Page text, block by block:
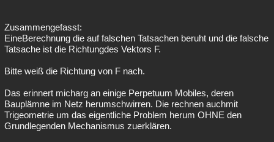
Zusammengefasst:
EineBerechnung die auf falschen Tatsachen beruht und die falsche
Tatsache ist die Richtungdes Vektors F.
Bitte weiß die Richtung von F nach.
Das erinnert micharg an einige Perpetuum Mobiles, deren
Bauplämne im Netz herumschwirren. Die rechnen auchmit
Trigeometrie um das eigentliche Problem herum OHNE den
Grundlegenden Mechanismus zuerklären.